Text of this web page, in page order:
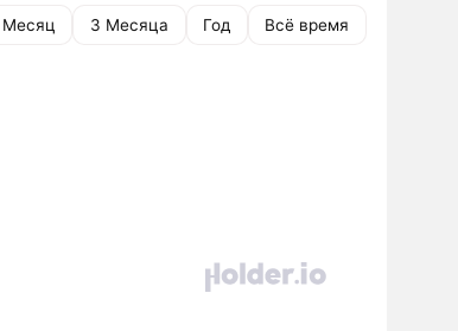
Месяц 3 Месяца Год Всё время